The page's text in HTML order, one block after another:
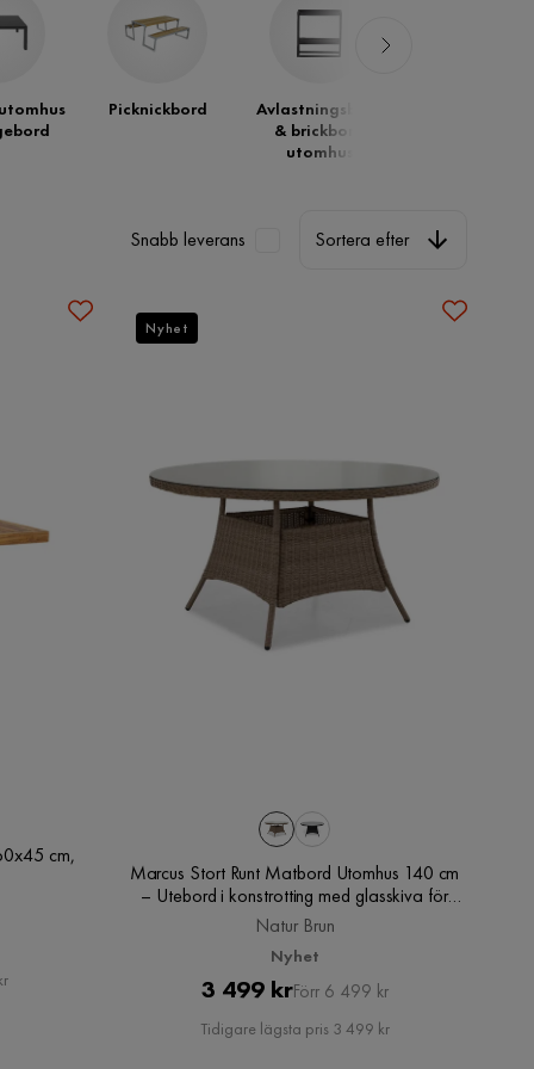
Picknickbord
Avlastningsbord
& brickbord
utomhus
Snabb leverans Sortera efter
cm,
Marcus Stort Runt Matbord Utomhus 140 cm
– Utebord i konstrotting med glasskiva för
Uteplats och Trädgård, Natur Brun
Natur Brun
Nyhet
Pris
3 499 krOriginal
Pris
Förr 6 499 kr
Tidigare lägsta pris 3 499 kr
Nyhet